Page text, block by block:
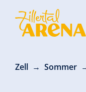
Zell Sommer